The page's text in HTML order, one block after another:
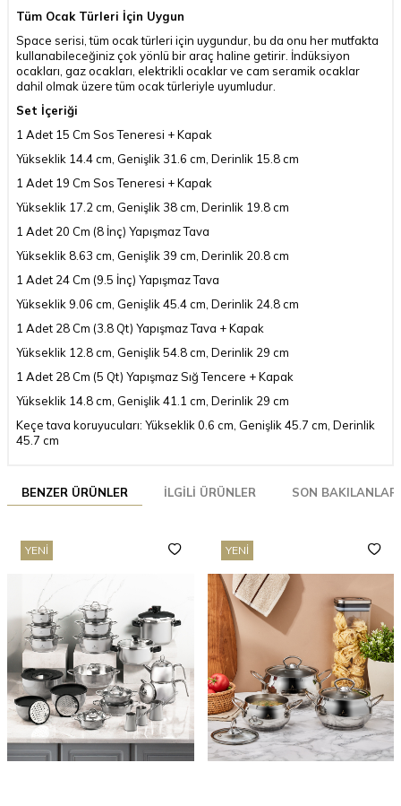
Tüm Ocak Türleri İçin Uygun
Space serisi, tüm ocak türleri için uygundur, bu da onu her mutfakta
kullanabileceğiniz çok yönlü bir araç haline getirir. İndüksiyon
ocakları, gaz ocakları, elektrikli ocaklar ve cam seramik ocaklar
dahil olmak üzere tüm ocak türleriyle uyumludur.
Set İçeriği
1 Adet 15 Cm Sos Teneresi + Kapak
Yükseklik 14.4 cm, Genişlik 31.6 cm, Derinlik 15.8 cm
1 Adet 19 Cm Sos Teneresi + Kapak
Yükseklik 17.2 cm, Genişlik 38 cm, Derinlik 19.8 cm
1 Adet 20 Cm (8 İnç) Yapışmaz Tava
Yükseklik 8.63 cm, Genişlik 39 cm, Derinlik 20.8 cm
1 Adet 24 Cm (9.5 İnç) Yapışmaz Tava
Yükseklik 9.06 cm, Genişlik 45.4 cm, Derinlik 24.8 cm
1 Adet 28 Cm (3.8 Qt) Yapışmaz Tava + Kapak
Yükseklik 12.8 cm, Genişlik 54.8 cm, Derinlik 29 cm
1 Adet 28 Cm (5 Qt) Yapışmaz Sığ Tencere + Kapak
Yükseklik 14.8 cm, Genişlik 41.1 cm, Derinlik 29 cm
Keçe tava koruyucuları: Yükseklik 0.6 cm, Genişlik 45.7 cm, Derinlik
45.7 cm
BENZER ÜRÜNLER İLGILI ÜRÜNLER SON BAKILANLAR
YENI YENI